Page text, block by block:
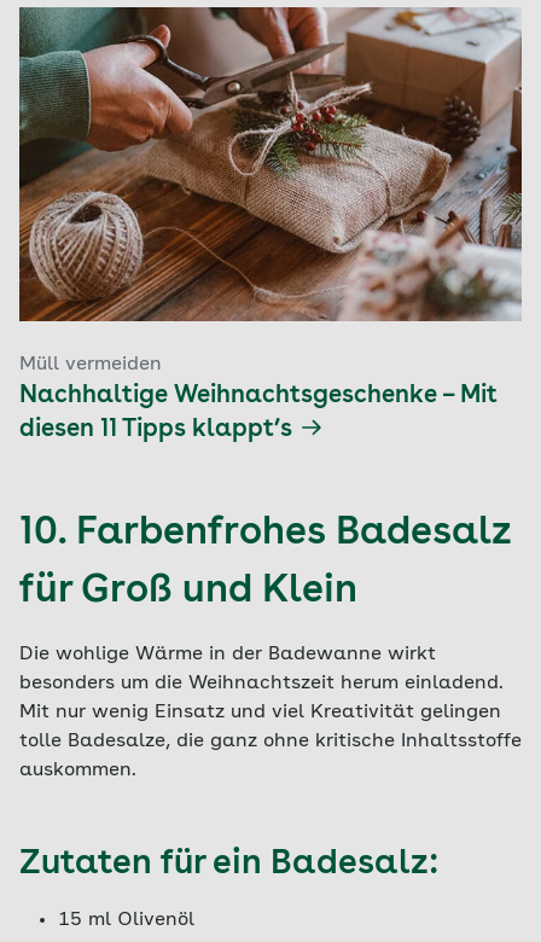
Müll vermeiden
Nachhaltige Weihnachtsgeschenke – Mit
diesen 11 Tipps klappt’s
10. Farbenfrohes Badesalz
für Groß und Klein
Die wohlige Wärme in der Badewanne wirkt
besonders um die Weihnachtszeit herum einladend.
Mit nur wenig Einsatz und viel Kreativität gelingen
tolle Badesalze, die ganz ohne kritische Inhaltsstoffe
auskommen.
Zutaten für ein Badesalz:
15 ml Olivenöl